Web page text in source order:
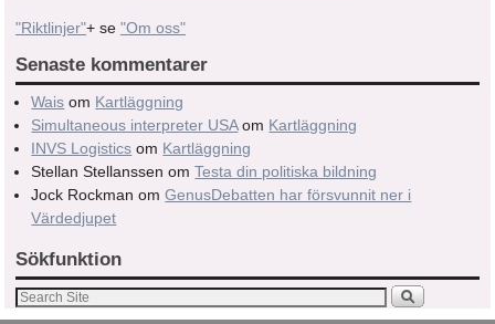
"Riktlinjer"+ se "Om oss"
Senaste kommentarer
Wais om Kartläggning
Simultaneous interpreter USAom Kartläggning
INVS Logistics om Kartläggning
Stellan Stellanssen omTesta din politiska bildning
Jock Rockman omGenusDebatten har försvunnit ner i
Värdedjupet
Sökfunktion